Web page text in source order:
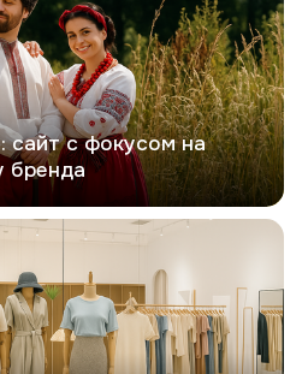
сайт с фокусом на
бренда